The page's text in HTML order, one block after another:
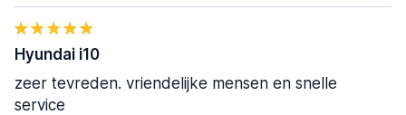
Hyundai i10
zeer tevreden. vriendelijke mensen en snelle
service